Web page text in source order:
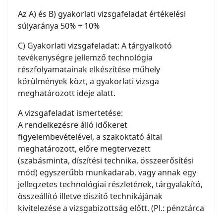
Az A) és B) gyakorlati vizsgafeladat értékelési
súlyaránya 50% + 10%
C) Gyakorlati vizsgafeladat: A tárgyalkotó
tevékenységre jellemző technológia
részfolyamatainak elkészítése műhely
körülmények közt, a gyakorlati vizsga
meghatározott ideje alatt.
A vizsgafeladat ismertetése:
A rendelkezésre álló időkeret
figyelembevételével, a szakoktató által
meghatározott, előre megtervezett
(szabásminta, díszítési technika, összeerősítési
mód) egyszerűbb munkadarab, vagy annak egy
jellegzetes technológiai részletének, tárgyalakító,
összeállító illetve díszítő technikájának
kivitelezése a vizsgabizottság előtt. (Pl.: pénztárca